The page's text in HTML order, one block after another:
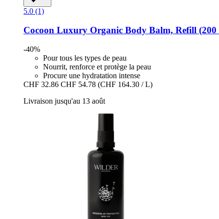
5.0 (1)
Cocoon Luxury Organic Body Balm, Refill (200
-40%
Pour tous les types de peau
Nourrit, renforce et protège la peau
Procure une hydratation intense
CHF 32.86 CHF 54.78 (CHF 164.30 / L)
Livraison jusqu'au 13 août